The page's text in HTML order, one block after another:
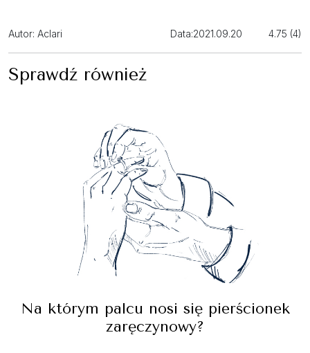
Autor: Aclari Data:2021.09.20 4.75 (4)
Sprawdź również
Na którym palcu nosi się pierścionek
zaręczynowy?